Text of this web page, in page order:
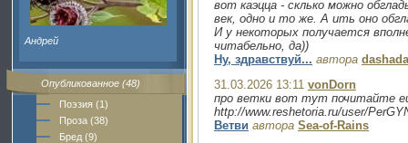
Андрей
Опубликованное (48)
Поэзия (1)
Проза (38)
Бред (9)
вот каэцца - склько можно
век, одно и то же. А ить оно
И у некоторых получается
читабельно, да))
Ну, здравствуй... автора
31.03.2026 13:11 vonDorn
про ветки вот тут почитайте
http://www.reshetoria.ru/user/
Ветви автора Sea-of-Rains